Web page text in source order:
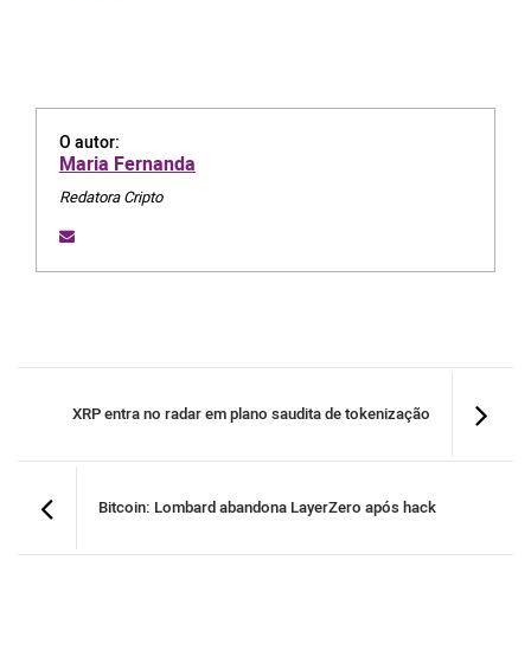
O autor:
Maria Fernanda
Redatora Cripto
XRP entra no radar em plano saudita de tokenização
Bitcoin: Lombard abandona LayerZero após hack